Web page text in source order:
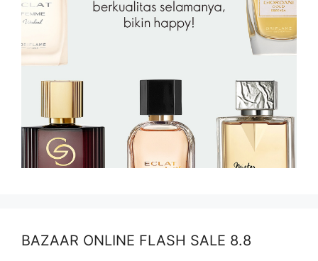
BAZAAR ONLINE FLASH SALE 8.8